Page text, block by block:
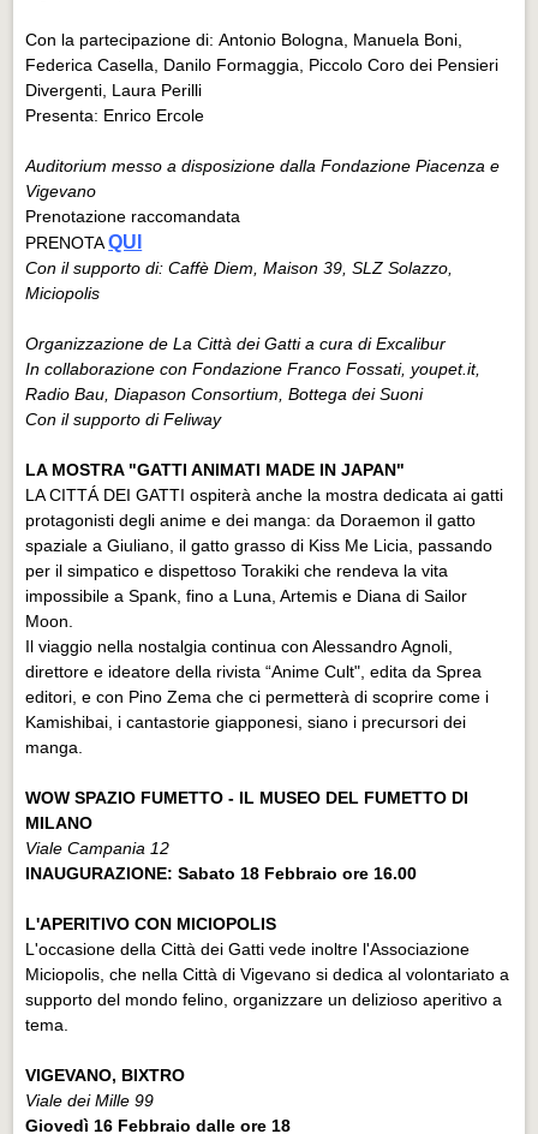
Con la partecipazione di: Antonio Bologna, Manuela Boni,
Federica Casella, Danilo Formaggia, Piccolo Coro dei Pensieri
Divergenti, Laura Perilli
Presenta: Enrico Ercole
Auditorium messo a disposizione dalla Fondazione Piacenza e
Vigevano
Prenotazione raccomandata
PRENOTAQUI
Con il supporto di: Caffè Diem, Maison 39, SLZ Solazzo,
Miciopolis
Organizzazione de La Città dei Gatti a cura di Excalibur
In collaborazione con Fondazione Franco Fossati, youpet.it,
Radio Bau, Diapason Consortium, Bottega dei Suoni
Con il supporto di Feliway
LA MOSTRA "GATTI ANIMATI MADE IN JAPAN"
LA CITTÁ DEI GATTI ospiterà anche la mostra dedicata ai gatti
protagonisti degli anime e dei manga: da Doraemon il gatto
spaziale a Giuliano, il gatto grasso di Kiss Me Licia, passando
per il simpatico e dispettoso Torakiki che rendeva la vita
impossibile a Spank, fino a Luna, Artemis e Diana di Sailor
Moon.
Il viaggio nella nostalgia continua con Alessandro Agnoli,
direttore e ideatore della rivista “Anime Cult", edita da Sprea
editori, e con Pino Zema che ci permetterà di scoprire come i
Kamishibai, i cantastorie giapponesi, siano i precursori dei
manga.
WOW SPAZIO FUMETTO - IL MUSEO DEL FUMETTO DI
MILANO
Viale Campania 12
INAUGURAZIONE: Sabato 18 Febbraio ore 16.00
L'APERITIVO CON MICIOPOLIS
L'occasione della Città dei Gatti vede inoltre l'Associazione
Miciopolis, che nella Città di Vigevano si dedica al volontariato a
supporto del mondo felino, organizzare un delizioso aperitivo a
tema.
VIGEVANO, BIXTRO
Viale dei Mille 99
Giovedì 16 Febbraio dalle ore 18